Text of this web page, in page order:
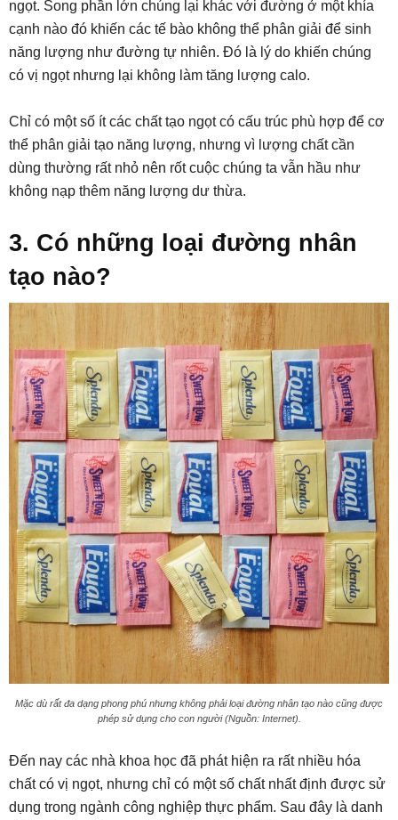
ngọt. Song phần lớn chúng lại khác với đường ở một khía
cạnh nào đó khiến các tế bào không thể phân giải để sinh
năng lượng như đường tự nhiên. Đó là lý do khiến chúng
có vị ngọt nhưng lại không làm tăng lượng calo.
Chỉ có một số ít các chất tạo ngọt có cấu trúc phù hợp để cơ
thể phân giải tạo năng lượng, nhưng vì lượng chất cần
dùng thường rất nhỏ nên rốt cuộc chúng ta vẫn hầu như
không nạp thêm năng lượng dư thừa.
3. Có những loại đường nhân
tạo nào?
Mặc dù rất đa dạng phong phú nhưng không phải loại đường nhân tạo nào cũng được
phép sử dụng cho con người (Nguồn: Internet).
Đến nay các nhà khoa học đã phát hiện ra rất nhiều hóa
chất có vị ngọt, nhưng chỉ có một số chất nhất định được sử
dụng trong ngành công nghiệp thực phẩm. Sau đây là danh